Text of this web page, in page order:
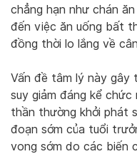
chẳng hạn như chán
đến việc ăn uống bất
đồng thời lo lắng về
Vấn đề tâm lý này gây
suy giảm đáng kể chức
thần thường khởi phát
đoạn sớm của tuổi
vong sớm do các biến